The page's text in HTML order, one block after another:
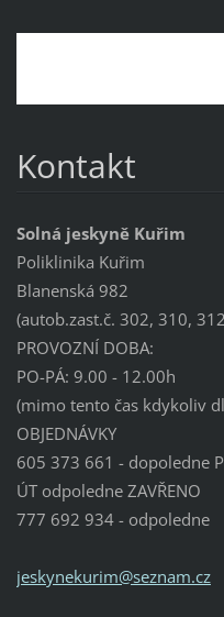
Kontakt
Solná jeskyně Kuřim
Poliklinika Kuřim
Blanenská 982
(autob.zast.č. 302, 310,
PROVOZNÍ DOBA:
PO-PÁ: 9.00 - 12.00h
(mimo tento čas kdykoliv
OBJEDNÁVKY
605 373 661 - dopoledne
ÚT odpoledne ZAVŘENO
777 692 934 - odpoledne
jeskynekurim@seznam.cz